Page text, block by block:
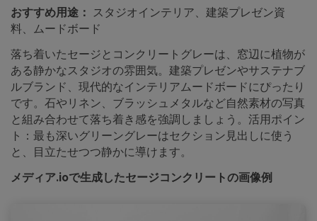
おすすめ用途： スタジオインテリア、建築プレゼン資
料、ムードボード
落ち着いたセージとコンクリートグレーは、窓辺に植物が
ある静かなスタジオの雰囲気。建築プレゼンやサステナブ
ルブランド、現代的なインテリアムードボードにぴったり
です。石やリネン、ブラッシュメタルなど自然素材の写真
と組み合わせて落ち着き感を強調しましょう。活用ポイン
ト：最も深いグリーングレーはセクション見出しに使う
と、目立たせつつ静かに導けます。
メディア.ioで生成したセージコンクリートの画像例